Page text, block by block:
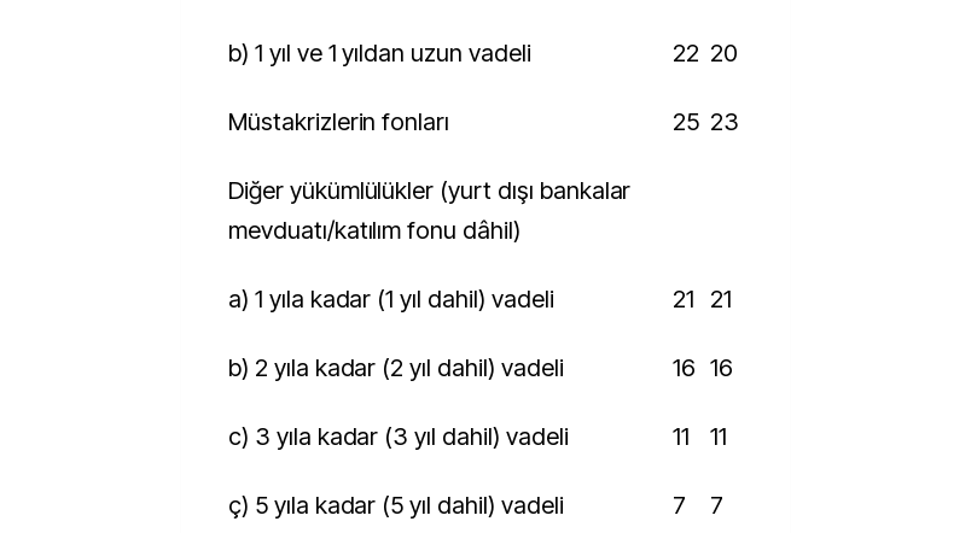
b) 1 yıl ve 1 yıldan uzun vadeli 22 20
Müstakrizlerin fonları 25 23
Diğer yükümlülükler (yurt dışı bankalar
mevduatı/katılım fonu dâhil)
a) 1 yıla kadar (1 yıl dahil) vadeli 21 21
b) 2 yıla kadar (2 yıl dahil) vadeli 16 16
c) 3 yıla kadar (3 yıl dahil) vadeli 11 11
ç) 5 yıla kadar (5 yıl dahil) vadeli 7 7